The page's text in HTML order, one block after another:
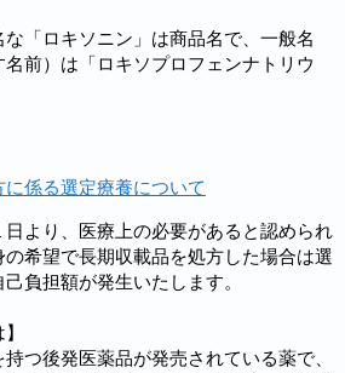
「ロキソニン」は商品名で、一般名
名前）は「ロキソプロフェンナトリウ
係る選定療養について
より、医療上の必要があると認められ
希望で長期収載品を処方した場合は選
負担額が発生いたします。
つ後発医薬品が発売されている薬で、